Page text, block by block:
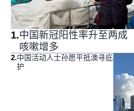
1.中国新冠阳性率升至两
咳嗽增多
2.中国活动人士孙愿平抵澳寻庇
护